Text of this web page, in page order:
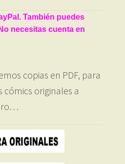
También puedes
necesitas cuenta en
copias en PDF, para
originales a